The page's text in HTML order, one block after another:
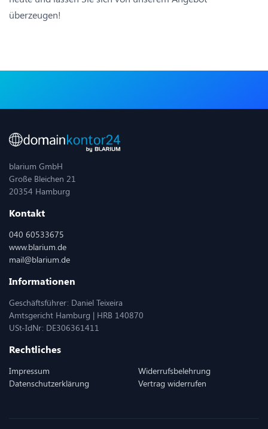
überzeugen!
blarium GmbH
Große Bleichen 21
20354 Hamburg
Kontakt
040 60533675
www.blarium.de
mail@blarium.de
Informationen
Geschäftsführer: Daniel Teixeira
Amtsgericht Hamburg | HRB 140870
USt-IdNr: DE306361411
Rechtliches
Impressum
Datenschutzerklärung
Widerrufsbelehrung
Vertrag widerrufen